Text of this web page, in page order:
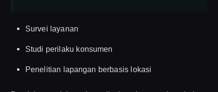
Survei layanan
Studi perilaku konsumen
Penelitian lapangan berbasis lokasi